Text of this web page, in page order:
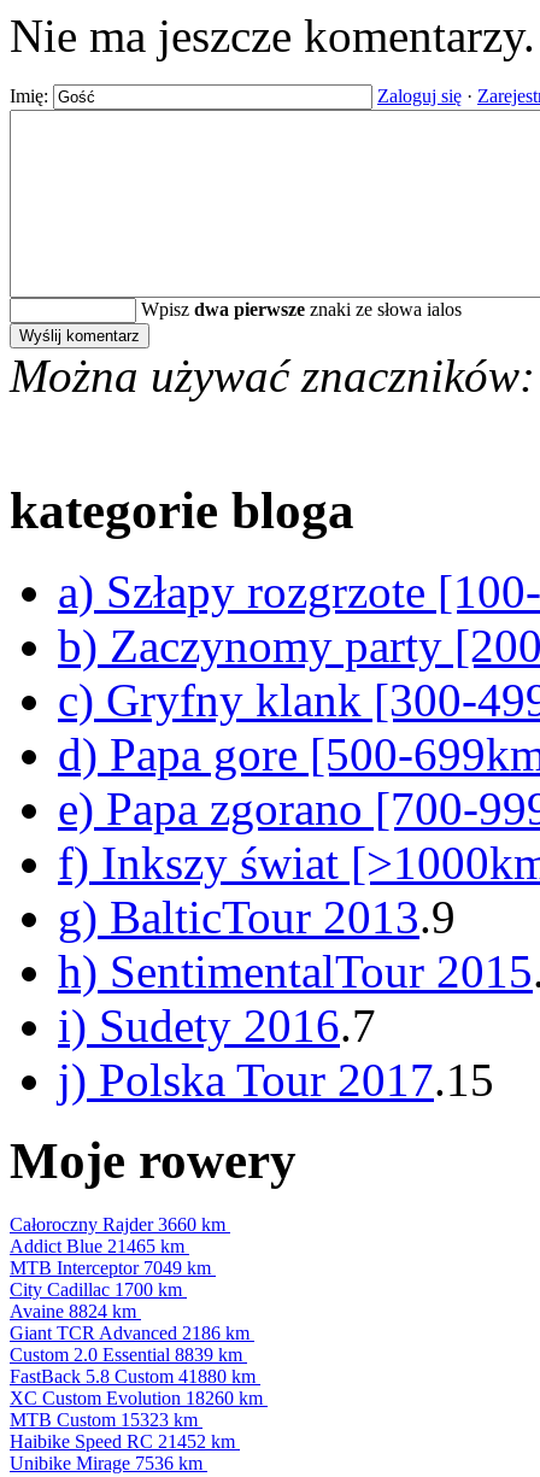
Nie ma jeszcze
Imię: Zaloguj się ·
Wpisz dwa pierwsze znaki ze słowa ialos
Można używać znaczników:
kategorie bloga
a) Szłapy rozgrzote
b) Zaczynomy party
c) Gryfny klank [300-
d) Papa gore [500-
e) Papa zgorano [700-
f) Inkszy świat
g) BalticTour 2013.9
h) SentimentalTour 2015
i) Sudety 2016.7
j) Polska Tour 2017.15
Moje rowery
Całoroczny Rajder3660 km
Addict Blue 21465 km
MTB Interceptor 7049 km
City Cadillac 1700 km
Avaine 8824 km
Giant TCR Advanced 2186 km
Custom 2.0 Essential 8839 km
FastBack 5.8 Custom 41880 km
XC Custom Evolution 18260 km
MTB Custom 15323 km
Haibike Speed RC 21452 km
Unibike Mirage 7536 km